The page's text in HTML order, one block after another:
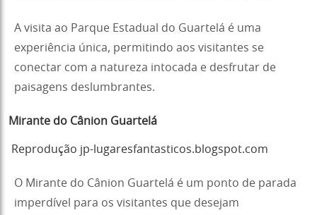
A visita ao Parque Estadual do Guartelá é uma
experiência única, permitindo aos visitantes se
conectar com a natureza intocada e desfrutar de
paisagens deslumbrantes.
Mirante do Cânion Guartelá
Reprodução jp-lugaresfantasticos.blogspot.com
O Mirante do Cânion Guartelá é um ponto de parada
imperdível para os visitantes que desejam